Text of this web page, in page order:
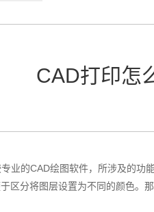
CAD打印怎
业的CAD绘图软件，所涉及的功
区分将图层设置为不同的颜色。